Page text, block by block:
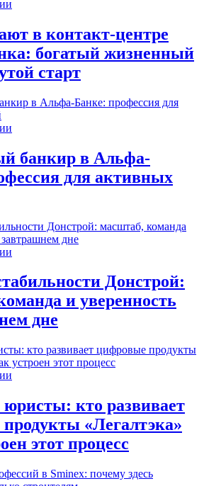
в контакт-центре
богатый жизненный
старт
банкир в Альфа-
для активных
Донстрой:
и уверенность
дне
кто развивает
«Легалтэка»
этот процесс